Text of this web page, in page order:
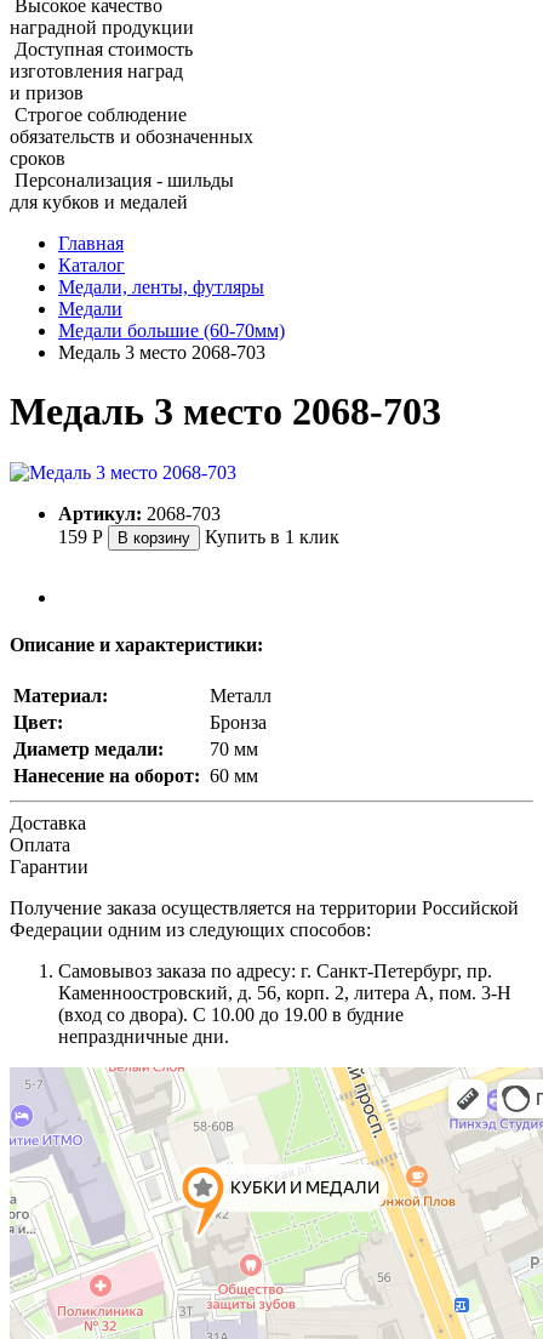
Высокое качество
наградной продукции
Доступная стоимость
изготовления наград
и призов
Строгое соблюдение
обязательств и обозначенных
сроков
Персонализация - шильды
для кубков и медалей
Главная
Каталог
Медали, ленты, футляры
Медали
Медали большие (60‑70мм)
Медаль 3 место 2068‑703
Медаль 3 место 2068‑703
Артикул: 2068-703
159 Р В корзину Купить в 1 клик
Описание и характеристики:
Материал:
Металл
Цвет:
Бронза
Диаметр медали:
70 мм
Нанесение на оборот: 60 мм
Доставка
Оплата
Гарантии
Получение заказа осуществляется на территории Российской
Федерации одним из следующих способов:
Самовывоз заказа по адресу: г. Санкт-Петербург, пр.
Каменноостровский, д. 56, корп. 2, литера А, пом. 3-Н
(вход со двора). С 10.00 до 19.00 в будние
непраздничные дни.